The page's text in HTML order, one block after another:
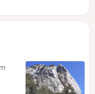
(en cours de
Pierre et la chapelle